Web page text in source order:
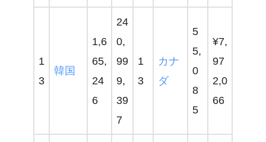
1
3
韓国
1,6
65,
24
6
24
0,
99
9,
39
7
1
3
カナ
ダ
5
5,
0
8
5
¥7,
97
2,0
66